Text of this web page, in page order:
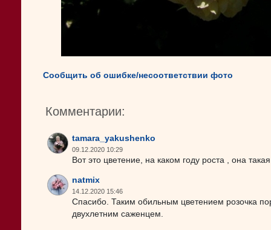
Сообщить об ошибке/несоответствии фото
Комментарии:
tamara_yakushenko
09.12.2020 10:29
Вот это цветение, на каком году роста , она
natmix
14.12.2020 15:46
Спасибо. Таким обильным цветением розочка
двухлетним саженцем.